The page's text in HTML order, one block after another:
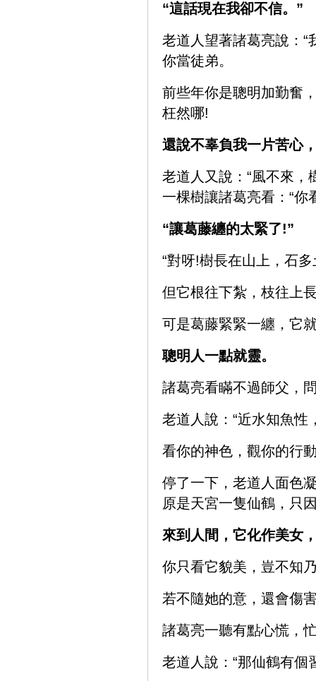
“這話現在我卻不信。”
老道人望著諸葛亮說：
你當徒弟。
前些年你是聰明加勤奮
枉然哪!
還說不辜負我一片苦心
老道人又說：“風不來，
一棵樹讓諸葛亮看：“你
“讓葛藤纏的太緊了!”
“對呀!樹長在山上，石
但它根往下紮，枝往上
可是葛藤緊緊一纏，它
聰明人一點就靈。
諸葛亮看瞞不過師父，
老道人說：“近水知魚性
看你的神色，觀你的行
停了一下，老道人面色
原是天宮一隻仙鶴，只
來到人間，它化作美女
你只看它貌美，豈不知
若不隨她的意，還會傷
諸葛亮一聽有點心慌，
老道人說：“那仙鶴有